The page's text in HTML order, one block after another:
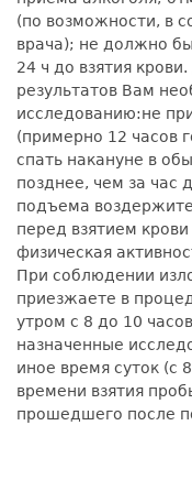
(по возможности, в
врача); не должно
24 ч до взятия
результатов Вам
исследованию:не
(примерно 12 часов
спать накануне в
позднее, чем за час
подъема
перед взятием
физическая
При соблюдении
приезжаете в
утром с 8 до 10
назначенные
иное время суток (с
времени взятия
прошедшего после